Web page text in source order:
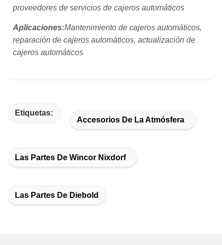
proveedores de servicios de cajeros automáticos
Aplicaciones:Mantenimiento de cajeros automáticos,
reparación de cajeros automáticos, actualización de
cajeros automáticos
Etiquetas:
Accesorios De La Atmósfera
Las Partes De Wincor Nixdorf
Las Partes De Diebold